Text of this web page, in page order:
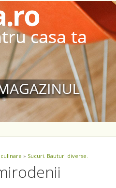
» Sucuri. Bauturi diverse.